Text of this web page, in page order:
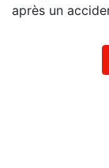
après un